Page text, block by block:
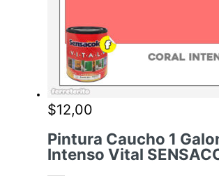
$12,00
Pintura Caucho 1
Intenso Vital